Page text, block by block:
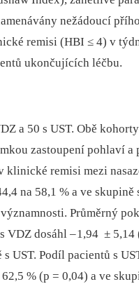
nežádoucí
remisi (HBI ≤ 4) v
ukončujících léčbu.
a 50 s UST. Obě
zastoupení pohlaví
klinické remisi mezi
na 58,1 % a ve skupině
Průměrný
VDZ dosáhl –1,94 ± 5,14
UST. Podíl pa­cientů s
% (p = 0,04) a ve